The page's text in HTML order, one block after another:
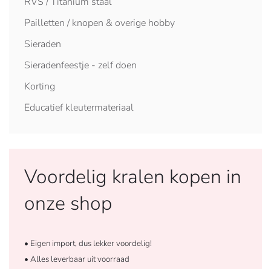
Pailletten / knopen & overige hobby
Sieraden
Sieradenfeestje - zelf doen
Korting
Educatief kleutermateriaal
Voordelig kralen kopen in
onze shop
• Eigen import, dus lekker voordelig!
• Alles leverbaar uit voorraad